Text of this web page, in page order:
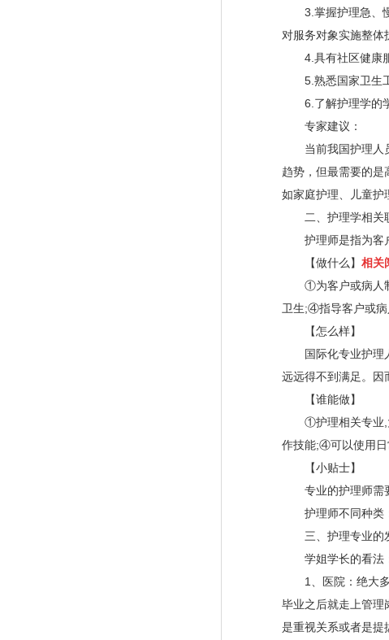
3.掌握护理急、慢
对服务对象实施整体
4.具有社区健康服
5.熟悉国家卫生工
6.了解护理学的学
专家建议：
当前我国护理人员
趋势，但最需要的是
如家庭护理、儿童护
二、护理学相关
护理师是指为客户
【做什么】 相关
①为客户或病人制
卫生;④指导客户或病
【怎么样】
国际化专业护理人
远远得不到满足。因
【谁能做】
①护理相关专业,大
作技能;④可以使用日
【小贴士】
专业的护理师需要
护理师不同种类：
三、护理专业的
学姐学长的看法：
1、医院：绝大多
毕业之后就走上管理
是重视关系或者是提